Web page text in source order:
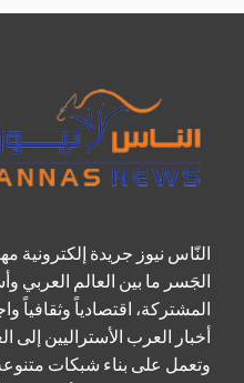
النّاس نيوز جريدة إلكترونية
الجَسر ما بين العالم العربي
المشتركة، اقتصادياً وثقافياً
أخبار العرب الأستراليين إلى
وتعمل على بناء شبكات